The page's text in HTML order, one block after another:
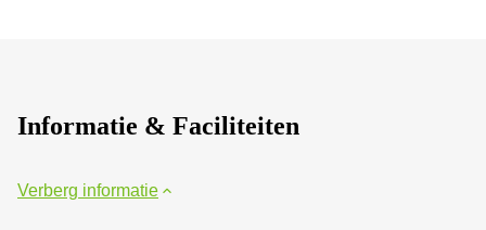
Informatie & Faciliteiten
Verberg informatie